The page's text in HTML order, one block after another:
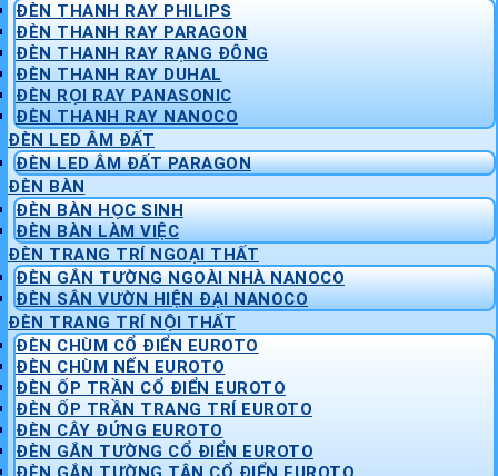
ĐÈN THANH RAY PHILIPS
ĐÈN THANH RAY PARAGON
ĐÈN THANH RAY RẠNG ĐÔNG
ĐÈN THANH RAY DUHAL
ĐÈN RỌI RAY PANASONIC
ĐÈN THANH RAY NANOCO
ĐÈN LED ÂM ĐẤT
ĐÈN LED ÂM ĐẤT PARAGON
ĐÈN BÀN
ĐÈN BÀN HỌC SINH
ĐÈN BÀN LÀM VIỆC
ĐÈN TRANG TRÍ NGOẠI THẤT
ĐÈN GẮN TƯỜNG NGOÀI NHÀ NANOCO
ĐÈN SÂN VƯỜN HIỆN ĐẠI NANOCO
ĐÈN TRANG TRÍ NỘI THẤT
ĐÈN CHÙM CỔ ĐIỂN EUROTO
ĐÈN CHÙM NẾN EUROTO
ĐÈN ỐP TRẦN CỔ ĐIỂN EUROTO
ĐÈN ỐP TRẦN TRANG TRÍ EUROTO
ĐÈN CÂY ĐỨNG EUROTO
ĐÈN GẮN TƯỜNG CỔ ĐIỂN EUROTO